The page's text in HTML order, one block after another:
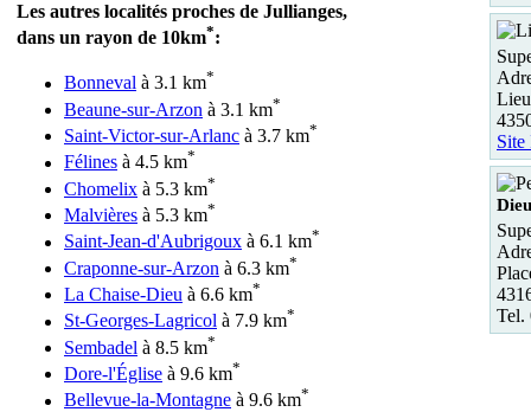
Les autres localités proches de Jullianges,
dans un rayon de 10km*:
Bonneval à 3.1 km*
Beaune-sur-Arzon à 3.1 km*
Saint-Victor-sur-Arlanc à 3.7 km*
Félines à 4.5 km*
Chomelix à 5.3 km*
Malvières à 5.3 km*
Saint-Jean-d'Aubrigoux à 6.1 km*
Craponne-sur-Arzon à 6.3 km*
La Chaise-Dieu à 6.6 km*
St-Georges-Lagricol à 7.9 km*
Sembadel à 8.5 km*
Dore-l'Église à 9.6 km*
Bellevue-la-Montagne à 9.6 km*
Site
Dieu
Tel.